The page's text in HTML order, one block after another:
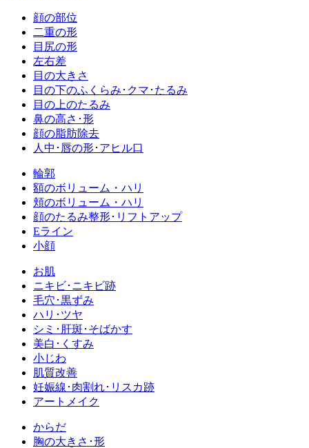
顔の部位
二重の形
目尻の形
左右差
目の大きさ
目の下のふくらみ･クマ･たるみ
目の上のたるみ
鼻の高さ･形
顔の脂肪除去
人中･唇の形･アヒル口
輪郭
額のボリューム・ハリ
頬のボリューム・ハリ
顔のたるみ整形･リフトアップ
Eライン
小顔
お肌
ニキビ･ニキビ跡
毛穴･黒ずみ
ハリ･ツヤ
シミ･肝斑･そばかす
美白･くすみ
小じわ
肌質改善
妊娠線･肉割れ･リスカ跡
アートメイク
からだ
胸の大きさ･形